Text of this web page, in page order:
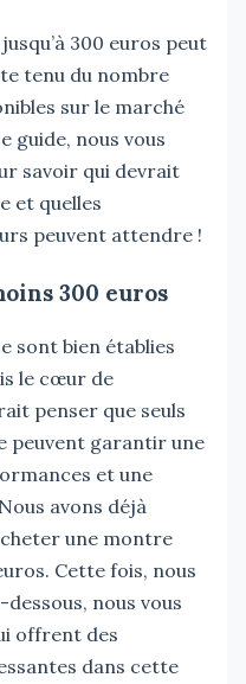
300 euros peut
tenu du nombre
sur le marché
guide, nous vous
savoir qui devrait
et quelles
peuvent attendre !
300 euros
sont bien établies
le cœur de
penser que seuls
peuvent garantir une
et une
avons déjà
une montre
Cette fois, nous
nous vous
offrent des
dans cette